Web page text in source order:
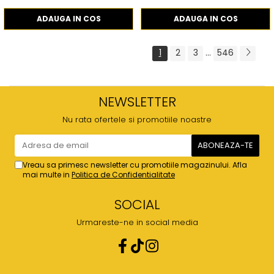
ADAUGA IN COS ADAUGA IN COS
1 2 3 ... 546
NEWSLETTER
Nu rata ofertele si promotiile noastre
Vreau sa primesc newsletter cu promotiile magazinului. Afla
mai multe in Politica de Confidentialitate
SOCIAL
Urmareste-ne in social media